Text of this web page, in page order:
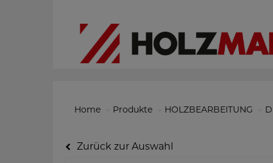
Home Produkte HOLZBEARBEITUNG
Zurück zur Auswahl